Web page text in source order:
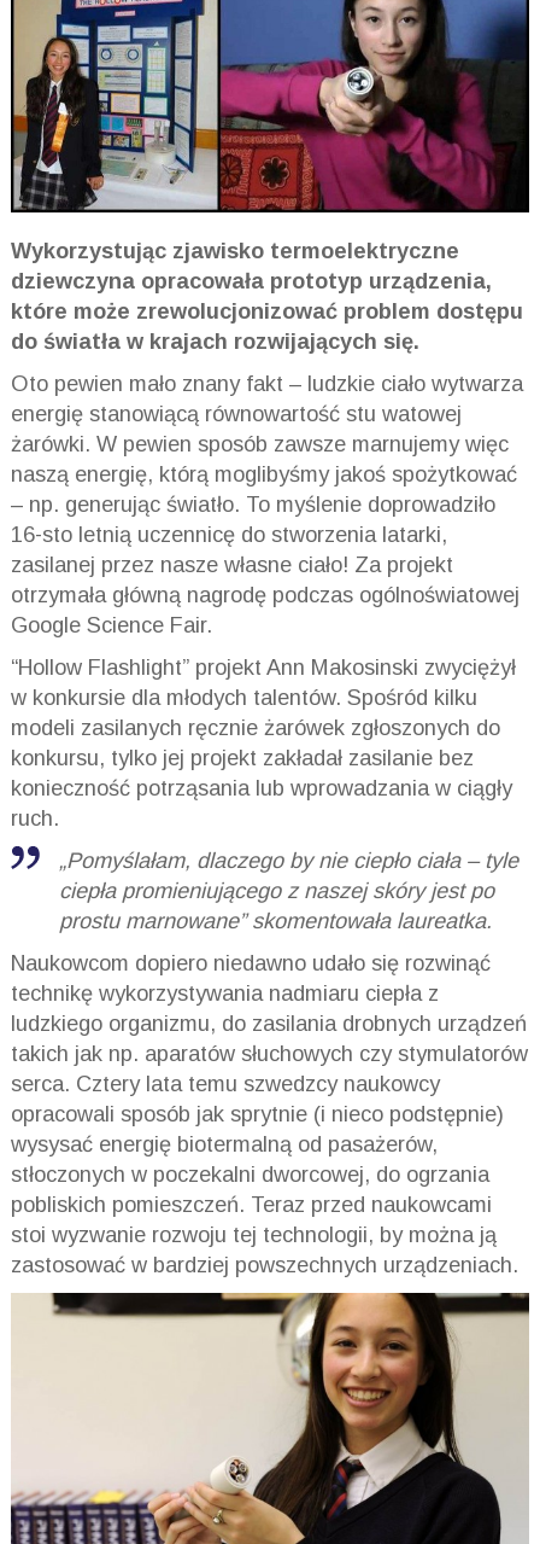
Wykorzystując zjawisko termoelektryczne
dziewczyna opracowała prototyp urządzenia,
które może zrewolucjonizować problem dostępu
do światła w krajach rozwijających się.
Oto pewien mało znany fakt – ludzkie ciało wytwarza
energię stanowiącą równowartość stu watowej
żarówki. W pewien sposób zawsze marnujemy więc
naszą energię, którą moglibyśmy jakoś spożytkować
– np. generując światło. To myślenie doprowadziło
16-sto letnią uczennicę do stworzenia latarki,
zasilanej przez nasze własne ciało! Za projekt
otrzymała główną nagrodę podczas ogólnoświatowej
Google Science Fair.
“Hollow Flashlight” projekt Ann Makosinski zwyciężył
w konkursie dla młodych talentów. Spośród kilku
modeli zasilanych ręcznie żarówek zgłoszonych do
konkursu, tylko jej projekt zakładał zasilanie bez
konieczność potrząsania lub wprowadzania w ciągły
ruch.
„Pomyślałam, dlaczego by nie ciepło ciała – tyle
ciepła promieniującego z naszej skóry jest po
prostu marnowane” skomentowała laureatka.
Naukowcom dopiero niedawno udało się rozwinąć
technikę wykorzystywania nadmiaru ciepła z
ludzkiego organizmu, do zasilania drobnych urządzeń
takich jak np. aparatów słuchowych czy stymulatorów
serca. Cztery lata temu szwedzcy naukowcy
opracowali sposób jak sprytnie (i nieco podstępnie)
wysysać energię biotermalną od pasażerów,
stłoczonych w poczekalni dworcowej, do ogrzania
pobliskich pomieszczeń. Teraz przed naukowcami
stoi wyzwanie rozwoju tej technologii, by można ją
zastosować w bardziej powszechnych urządzeniach.